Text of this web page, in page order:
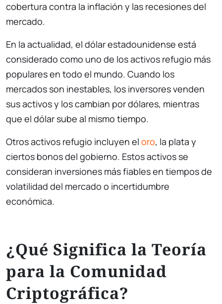
cobertura contra la inflación y las recesiones del
mercado.
En la actualidad, el dólar estadounidense está
considerado como uno de los activos refugio más
populares en todo el mundo. Cuando los
mercados son inestables, los inversores venden
sus activos y los cambian por dólares, mientras
que el dólar sube al mismo tiempo.
Otros activos refugio incluyen el oro, la plata y
ciertos bonos del gobierno. Estos activos se
consideran inversiones más fiables en tiempos de
volatilidad del mercado o incertidumbre
económica.
¿Qué Significa la Teoría
para la Comunidad
Criptográfica?